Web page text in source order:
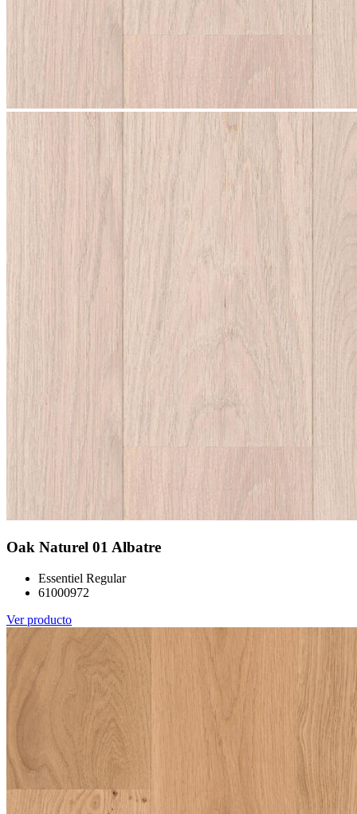
Oak Naturel 01 Albatre
Essentiel Regular
61000972
Ver producto